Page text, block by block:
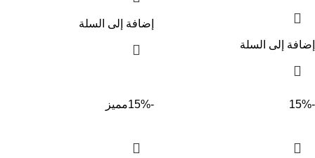
إضافة إلى السلة
إضافة إلى السلة
-15%
-15% مميز